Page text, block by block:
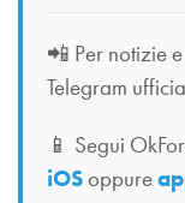
📲 Per notizie
Telegram
📱 Segui
iOSoppure